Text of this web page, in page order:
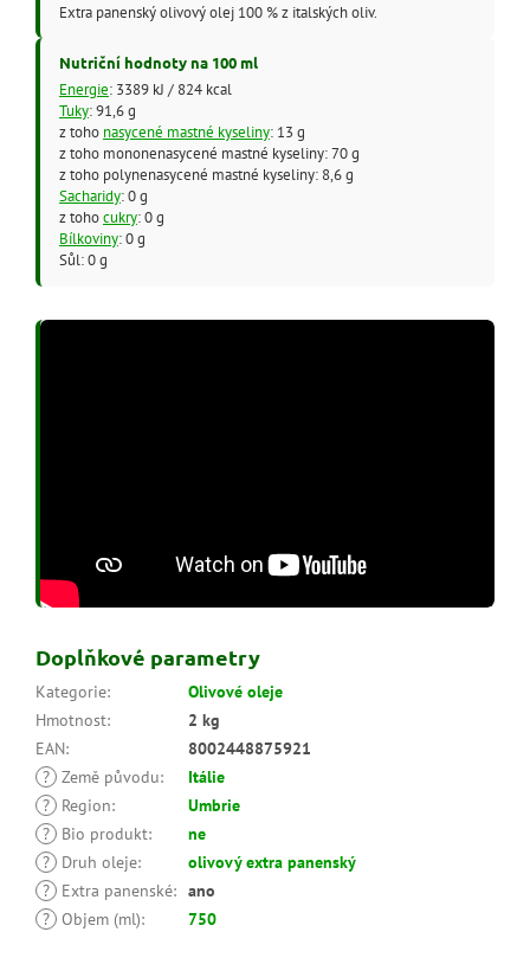
Extra panenský olivový olej 100 % z italských oliv.
Nutriční hodnoty na 100 ml
Energie: 3389 kJ / 824 kcal
Tuky: 91,6 g
z toho nasycené mastné kyseliny: 13 g
z toho mononenasycené mastné kyseliny: 70 g
z toho polynenasycené mastné kyseliny: 8,6 g
Sacharidy: 0 g
z tohocukry: 0 g
Bílkoviny: 0 g
Sůl: 0 g
Doplňkové parametry
Kategorie:
Olivové oleje
Hmotnost:
2 kg
EAN:
8002448875921
? Země původu:
Itálie
?
Region:
Umbrie
?
Bio produkt:
ne
?
Druh oleje:
olivový extra panenský
?
Extra panenské: ano
? Objem (ml): 750